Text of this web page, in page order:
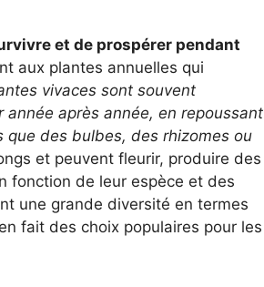
et de prospérer pendant
aux plantes annuelles qui
vivaces sont souvent
après année, en repoussant
des bulbes, des rhizomes ou
et peuvent fleurir, produire des
fonction de leur espèce et des
une grande diversité en termes
fait des choix populaires pour les